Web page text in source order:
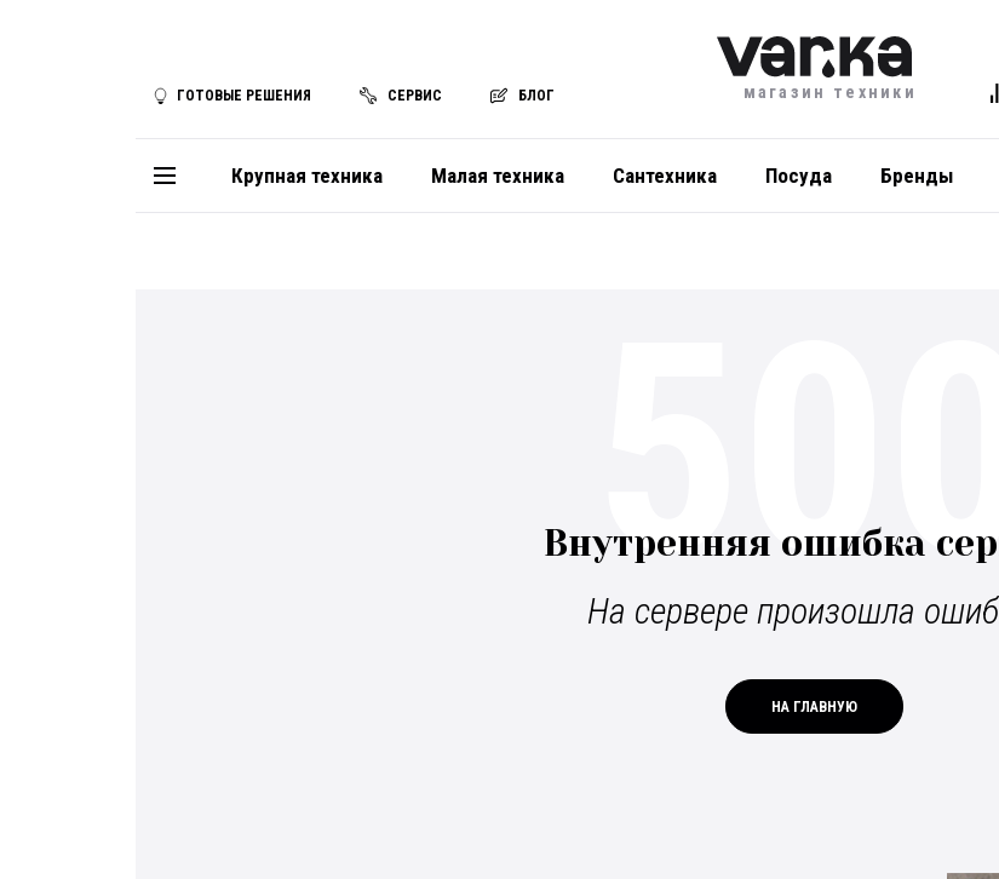
ГОТОВЫЕ РЕШЕНИЯ СЕРВИС БЛОГ магазин техники
Крупная техника Малая техника Сантехника Посуда Бренды
Внутренняя ошибка
На сервере произошла
НА ГЛАВНУЮ